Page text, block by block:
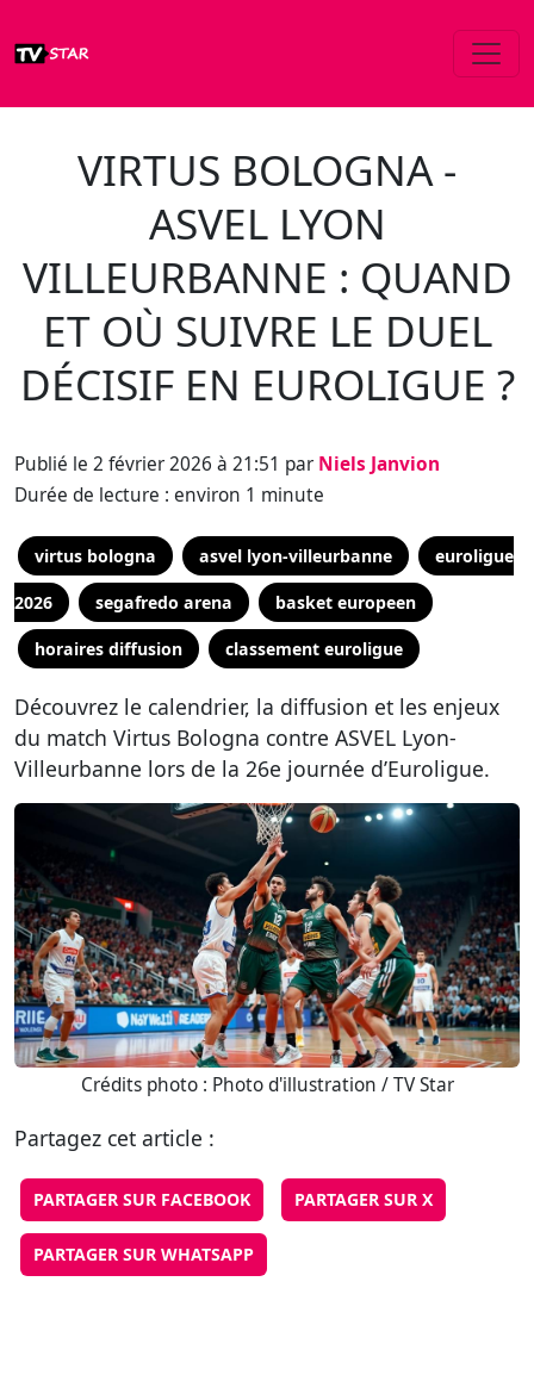
VIRTUS BOLOGNA -
ASVEL LYON
VILLEURBANNE : QUAND
ET OÙ SUIVRE LE DUEL
DÉCISIF EN EUROLIGUE ?
Publié le 2 février 2026 à 21:51 par Niels Janvion
Durée de lecture : environ 1 minute
virtus bologna asvel lyon-villeurbanne euroligue
2026 segafredo arena basket europeen
horaires diffusion classement euroligue
Découvrez le calendrier, la diffusion et les enjeux
du match Virtus Bologna contre ASVEL Lyon-
Villeurbanne lors de la 26e journée d’Euroligue.
Crédits photo : Photo d'illustration / TV Star
Partagez cet article :
PARTAGER SUR FACEBOOK PARTAGER SUR X
PARTAGER SUR WHATSAPP